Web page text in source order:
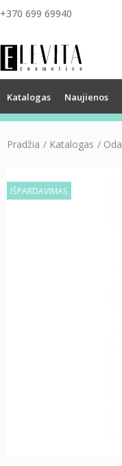
+370 699 69940
Katalogas Naujienos
Pradžia / Katalogas / Oda
IŠPARDAVIMAS